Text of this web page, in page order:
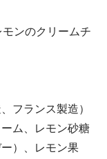
モンのクリームチ
フランス製造）
ム、レモン砂糖
）、レモン果